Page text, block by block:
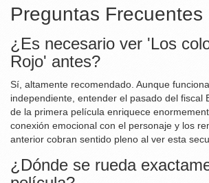
Preguntas Frecuentes
¿Es necesario ver 'Los
Rojo' antes?
Sí, altamente recomendado. Aunque
independiente, entender el pasado del fiscal
de la primera película enriquece
conexión emocional con el personaje y los
anterior cobran sentido pleno al ver esta
¿Dónde se rueda